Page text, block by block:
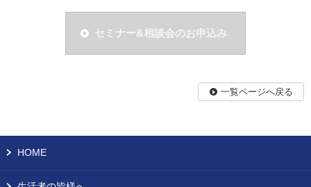
セミナー&相談会のお申込み
一覧ページへ戻る
HOME